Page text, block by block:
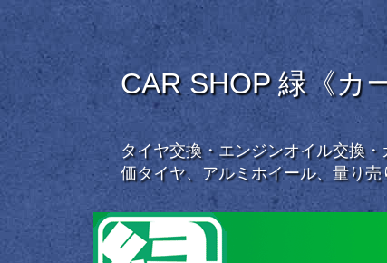
CAR SHOP 緑《カ
タイヤ交換・エンジンオイル交換
価タイヤ、アルミホイール、量り